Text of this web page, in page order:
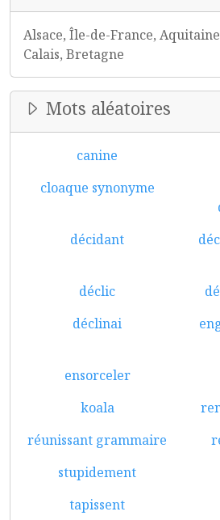
Alsace, Île-de-France,
Calais, Bretagne
Mots aléatoires
canine
cloaque synonyme
décidant
déclic
déclinai
ensorceler
koala
réunissant grammaire
stupidement
tapissent